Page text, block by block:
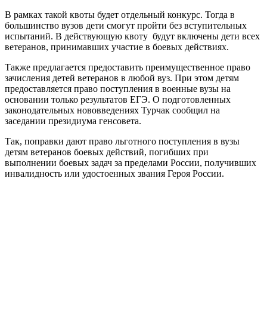
В рамках такой квоты будет отдельный конкурс. Тогда в
большинство вузов дети смогут пройти без вступительных
испытаний. В действующую квоту будут включены дети всех
ветеранов, принимавших участие в боевых действиях.
Также предлагается предоставить преимущественное право
зачисления детей ветеранов в любой вуз. При этом детям
предоставляется право поступления в военные вузы на
основании только результатов ЕГЭ. О подготовленных
законодательных нововведениях Турчак сообщил на
заседании президиума генсовета.
Так, поправки дают право льготного поступления в вузы
детям ветеранов боевых действий, погибших при
выполнении боевых задач за пределами России, получивших
инвалидность или удостоенных звания Героя России.